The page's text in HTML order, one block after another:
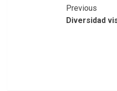
Post
Previous
Diversidad